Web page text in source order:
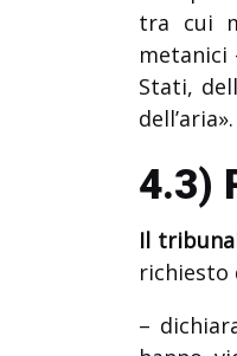
tra cui
metanici
Stati,
dell’aria».
4.3)
Il
richiesto
–